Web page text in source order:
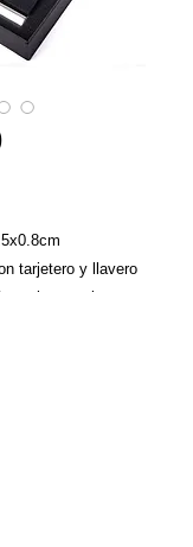
tarjetero y llavero
caja en color